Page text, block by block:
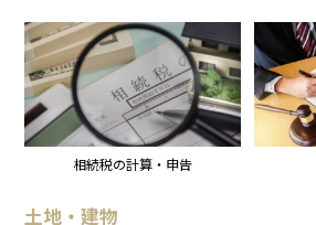
相続税の計算・申告
土地・建物